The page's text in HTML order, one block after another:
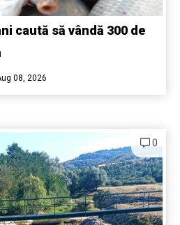
caută să vândă 300 de
08, 2026
0